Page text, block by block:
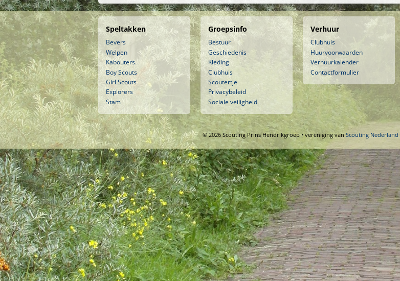
Speltakken
Bevers
Welpen
Kabouters
Boy Scouts
Girl Scouts
Explorers
Stam
Groepsinfo
Bestuur
Geschiedenis
Kleding
Clubhuis
Scoutertje
Privacybeleid
Sociale veiligheid
Verhuur
Clubhuis
Huurvoorwaarden
Verhuurkalender
Contactformulier
© 2026 Scouting Prins Hendrikgroep • vereniging van Scouting Nederland